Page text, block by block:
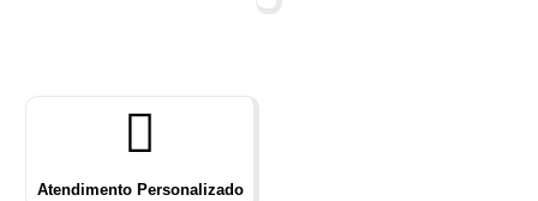
Atendimento Personalizado